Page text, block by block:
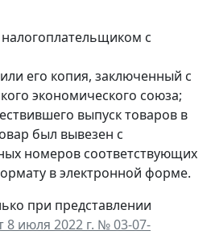
с
его копия, заключенный с
экономического союза;
выпуск товаров в
был вывезен с
номеров соответствующих
в электронной форме.
при представлении
июля 2022 г. № 03-07-